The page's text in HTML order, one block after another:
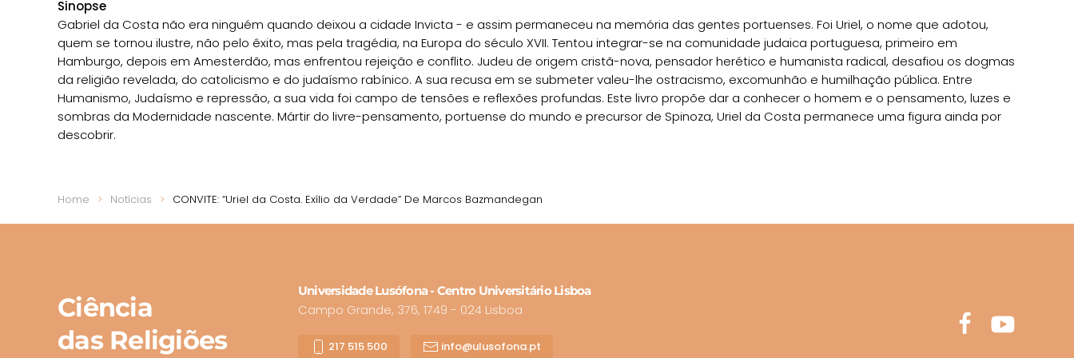
Sinopse
Gabriel da Costa não era ninguém quando deixou a cidade Invicta - e assim permaneceu na memória das gentes portuenses. Foi Uriel, o nome que adotou,
quem se tornou ilustre, não pelo êxito, mas pela tragédia, na Europa do século XVII. Tentou integrar-se na comunidade judaica portuguesa, primeiro em
Hamburgo, depois em Amesterdão, mas enfrentou rejeição e conflito. Judeu de origem cristã-nova, pensador herético e humanista radical, desafiou os dogmas
da religião revelada, do catolicismo e do judaísmo rabínico. A sua recusa em se submeter valeu-lhe ostracismo, excomunhão e humilhação pública. Entre
Humanismo, Judaísmo e repressão, a sua vida foi campo de tensões e reflexões profundas. Este livro propõe dar a conhecer o homem e o pensamento, luzes e
sombras da Modernidade nascente. Mártir do livre-pensamento, portuense do mundo e precursor de Spinoza, Uriel da Costa permanece uma figura ainda por
descobrir.
Home Notícias CONVITE: “Uriel da Costa. Exílio da Verdade” De Marcos Bazmandegan
Ciência
das Religiões
Universidade Lusófona - Centro Universitário Lisboa
Campo Grande, 376, 1749 - 024 Lisboa
217 515 500 info@ulusofona.pt